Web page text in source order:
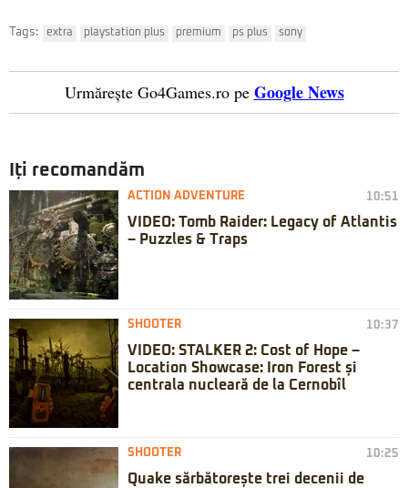
Tags: extra playstation plus premium ps plus sony
Urmărește Go4Games.ro pe Google News
Iți recomandăm
ACTION ADVENTURE 10:51
VIDEO: Tomb Raider: Legacy of Atlantis
– Puzzles & Traps
SHOOTER 10:37
VIDEO: STALKER 2: Cost of Hope –
Location Showcase: Iron Forest și
centrala nucleară de la Cernobîl
SHOOTER 10:25
Quake sărbătorește trei decenii de